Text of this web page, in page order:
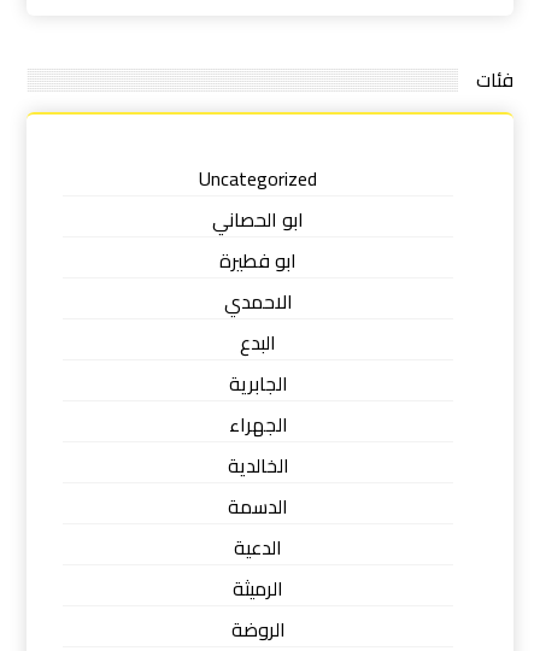
فئات
Uncategorized
ابو الحصاني
ابو فطيرة
الاحمدي
البدع
الجابرية
الجهراء
الخالدية
الدسمة
الدعية
الرميثة
الروضة